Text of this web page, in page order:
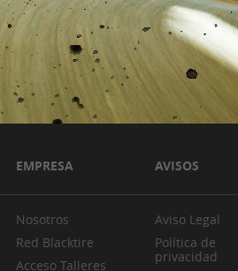
EMPRESA AVISOS
Nosotros
Red Blacktire
Acceso Talleres
Aviso Legal
Política de
privacidad